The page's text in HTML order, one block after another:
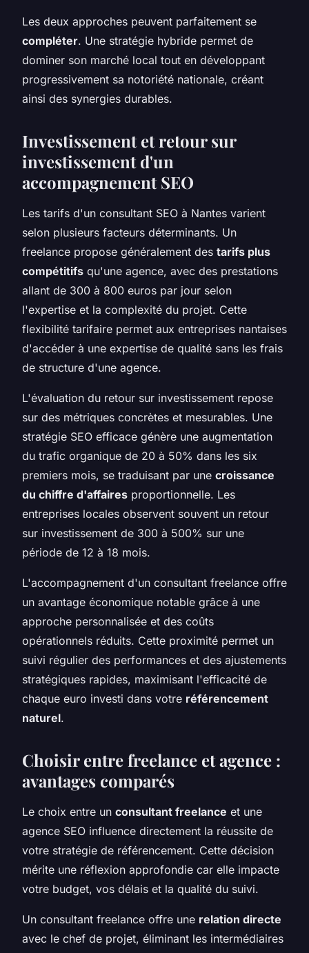
Les deux approches peuvent parfaitement se
compléter. Une stratégie hybride permet de
dominer son marché local tout en développant
progressivement sa notoriété nationale, créant
ainsi des synergies durables.
Investissement et retour sur
investissement d'un
accompagnement SEO
Les tarifs d'un consultant SEO à Nantes varient
selon plusieurs facteurs déterminants. Un
freelance propose généralement des tarifs plus
compétitifs qu'une agence, avec des prestations
allant de 300 à 800 euros par jour selon
l'expertise et la complexité du projet. Cette
flexibilité tarifaire permet aux entreprises nantaises
d'accéder à une expertise de qualité sans les frais
de structure d'une agence.
L'évaluation du retour sur investissement repose
sur des métriques concrètes et mesurables. Une
stratégie SEO efficace génère une augmentation
du trafic organique de 20 à 50% dans les six
premiers mois, se traduisant par une croissance
du chiffre d'affaires proportionnelle. Les
entreprises locales observent souvent un retour
sur investissement de 300 à 500% sur une
période de 12 à 18 mois.
L'accompagnement d'un consultant freelance offre
un avantage économique notable grâce à une
approche personnalisée et des coûts
opérationnels réduits. Cette proximité permet un
suivi régulier des performances et des ajustements
stratégiques rapides, maximisant l'efficacité de
chaque euro investi dans votre référencement
naturel.
Choisir entre freelance et agence :
avantages comparés
Le choix entre un consultant freelance et une
agence SEO influence directement la réussite de
votre stratégie de référencement. Cette décision
mérite une réflexion approfondie car elle impacte
votre budget, vos délais et la qualité du suivi.
Un consultant freelance offre une relation directe
avec le chef de projet, éliminant les intermédiaires